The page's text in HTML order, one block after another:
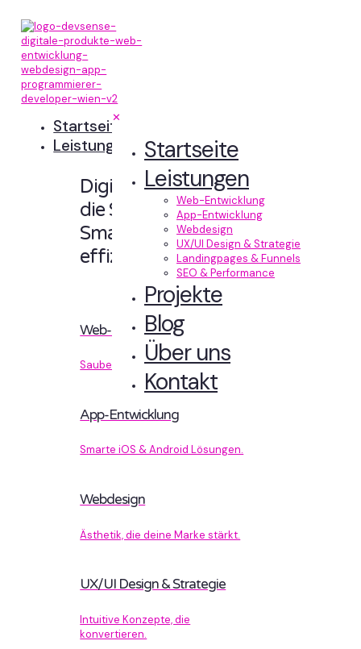
✕
Startseite
Leistungen
Web-Entwicklung
App-Entwicklung
Webdesign
UX/UI Design & Strategie
Landingpages & Funnels
SEO & Performance
Projekte
Blog
Über uns
Kontakt
Startseite
Leistungen
Digitale Erlebnisse,
die Sinn machen.
Smart designt und
effizient entwickelt.
Web-Entwicklung
Sauberer Code, der performt.
App-Entwicklung
Smarte iOS & Android Lösungen.
Webdesign
Ästhetik, die deine Marke stärkt.
UX/UI Design & Strategie
Intuitive Konzepte, die
konvertieren.